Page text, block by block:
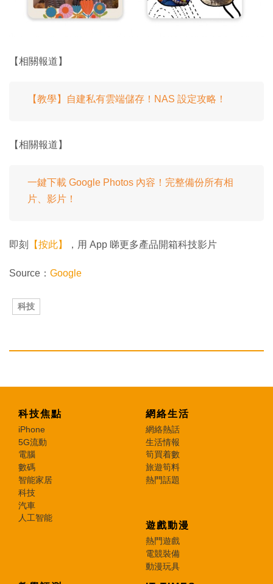
【相關報道】
【教學】自建私有雲端儲存！NAS 設定攻略！
【相關報道】
一鍵下載 Google Photos 內容！完整備份所有相
片、影片！
即刻 【按此】 ，用 App 睇更多產品開箱科技影片
Source： Google
科技
科技焦點
iPhone
5G流動
電腦
數碼
智能家居
科技
汽車
人工智能
網絡生活
網絡熱話
生活情報
筍買着數
旅遊筍料
熱門話題
遊戲動漫
熱門遊戲
電競裝備
動漫玩具